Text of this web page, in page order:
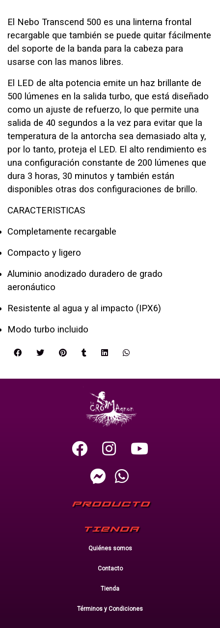
El Nebo Transcend 500 es una linterna frontal
recargable que también se puede quitar fácilmente
del soporte de la banda para la cabeza para
usarse con las manos libres.
El LED de alta potencia emite un haz brillante de
500 lúmenes en la salida turbo, que está diseñado
como un ajuste de refuerzo, lo que permite una
salida de 40 segundos a la vez para evitar que la
temperatura de la antorcha sea demasiado alta y,
por lo tanto, proteja el LED. El alto rendimiento es
una configuración constante de 200 lúmenes que
dura 3 horas, 30 minutos y también están
disponibles otras dos configuraciones de brillo.
CARACTERISTICAS
Completamente recargable
Compacto y ligero
Aluminio anodizado duradero de grado
aeronáutico
Resistente al agua y al impacto (IPX6)
Modo turbo incluido
PRODUCTO
TIENDA
Quiénes somos
Contacto
Tienda
Términos y Condiciones